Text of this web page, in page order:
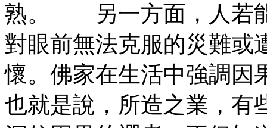
熟。 另一方面，人若能
對眼前無法克服的災難或
懷。佛家在生活中強調因
也就是說，所造之業，有